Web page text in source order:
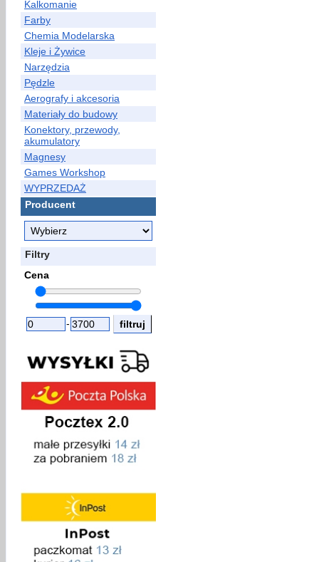
Kalkomanie
Farby
Chemia Modelarska
Kleje i Żywice
Narzędzia
Pędzle
Aerografy i akcesoria
Materiały do budowy
Konektory, przewody,
akumulatory
Magnesy
Games Workshop
WYPRZEDAŻ
Producent
Filtry
Cena
-